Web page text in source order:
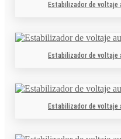
Estabilizador de
Estabilizador de
Estabilizador de